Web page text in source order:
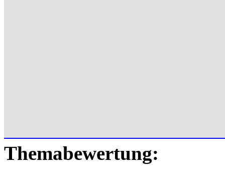
Themabewertung: